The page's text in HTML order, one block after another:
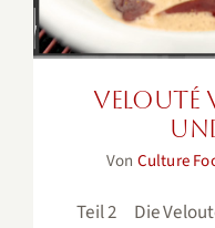
Velouté
Von Culture
Teil 2 Die